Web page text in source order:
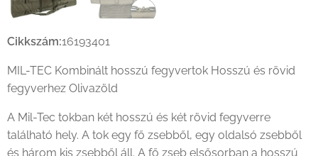
Cikkszám:16193401
MIL-TEC Kombinált hosszú fegyvertok Hosszú és rövid
fegyverhez Olivazöld
A Mil-Tec tokban két hosszú és két rövid fegyverre
található hely. A tok egy fő zsebből, egy oldalsó zsebből
és három kis zsebből áll. A fő zseb elsősorban a hosszú